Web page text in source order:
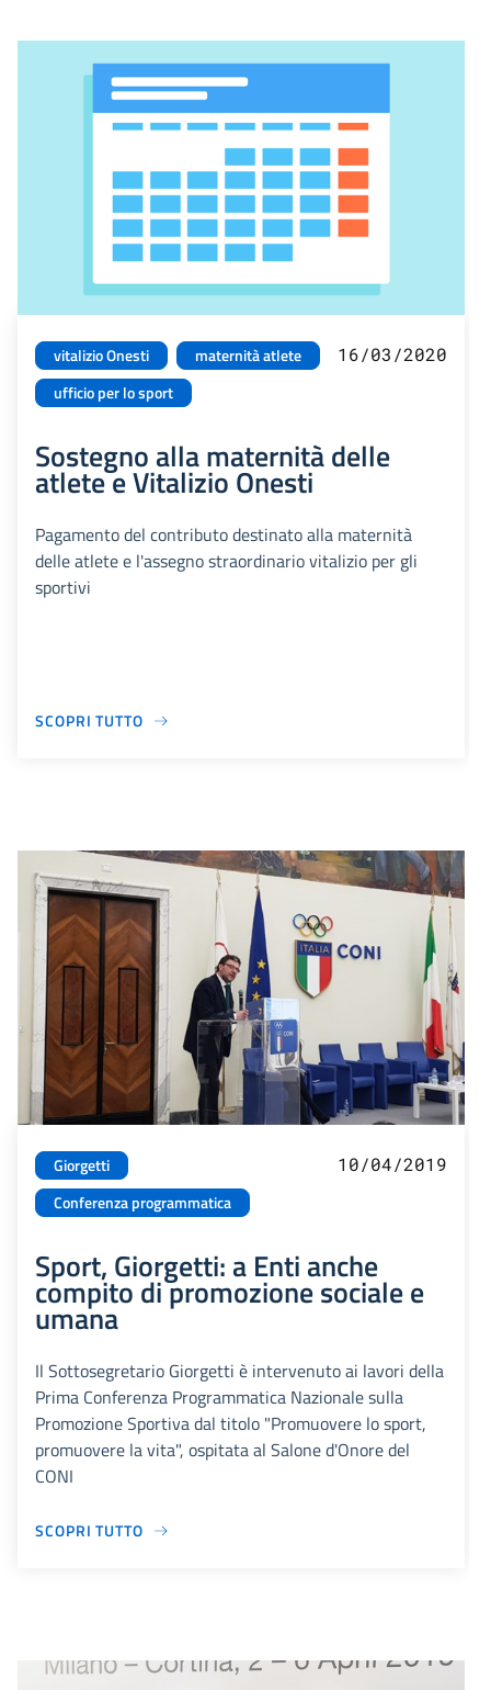
vitalizio Onesti
maternità atlete
ufficio per lo sport
16/03/2020
Sostegno alla maternità delle
atlete e Vitalizio Onesti
Pagamento del contributo destinato alla maternità
delle atlete e l'assegno straordinario vitalizio per gli
sportivi
SCOPRI TUTTO
Giorgetti
Conferenza programmatica
10/04/2019
Sport, Giorgetti: a Enti anche
compito di promozione sociale e
umana
Il Sottosegretario Giorgetti è intervenuto ai lavori della
Prima Conferenza Programmatica Nazionale sulla
Promozione Sportiva dal titolo "Promuovere lo sport,
promuovere la vita", ospitata al Salone d'Onore del
CONI
SCOPRI TUTTO